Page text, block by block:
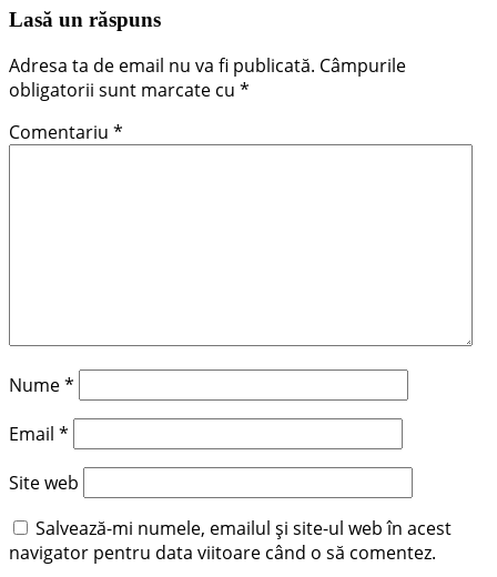
Lasă un răspuns
Adresa ta de email nu va fi publicată. Câmpurile
obligatorii sunt marcate cu *
Comentariu *
Nume*
Email *
Site web
Salvează-mi numele, emailul și site-ul web în acest
navigator pentru data viitoare când o să comentez.